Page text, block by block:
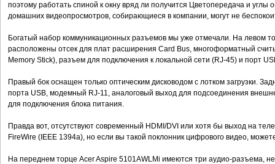
поэтому работать спиной к окну вряд ли получится Цветопередача и
домашних видеопросмотров, собирающиеся в компании, могут не
Богатый набор коммуникационных разъемов мы уже отмечали. На левом
расположены отсек для плат расширения Card Bus, многоформатный
Memory Stick), разъем для подключения к локальной сети (RJ-45) и порт
Правый бок оснащен только оптическим дисководом с лотком загрузки.
порта USB, модемный RJ-11, аналоговый выход для подсоединения
для подключения блока питания.
Правда вот, отсутствуют современный HDMI/DVI или хотя бы выход на
FireWire (IЕЕЕ 1394а), но если вы такой поклонник цифрового видео,
На переднем торце Acer Aspire 5101AWLMi имеются три аудио-разъема,